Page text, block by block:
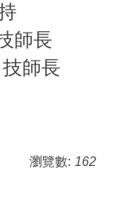
師長
師長
瀏覽數: 162